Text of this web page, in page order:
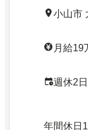
小山市
月給19
週休2
年間休日